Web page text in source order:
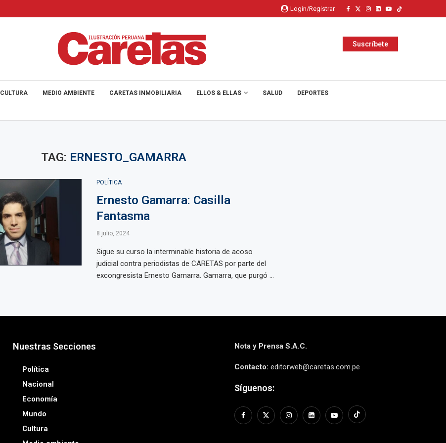
Login/Registrar
Suscríbete
CULTURA MEDIO AMBIENTE CARETAS INMOBILIARIA ELLOS & ELLAS SALUD DEPORTES
TAG: ERNESTO_GAMARRA
POLÍTICA
Ernesto Gamarra: Casilla
Fantasma
8 julio, 2024
Sigue su curso la interminable historia de acoso
judicial contra periodistas de CARETAS por parte del
excongresista Ernesto Gamarra. Gamarra, que purgó ...
Nuestras Secciones
Política
Nacional
Economía
Mundo
Cultura
Nota y Prensa S.A.C.
Contacto: editorweb@caretas.com.pe
Síguenos: